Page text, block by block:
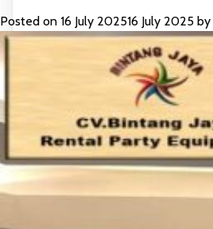
Posted on 16 July 202516 July 2025 by